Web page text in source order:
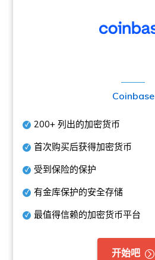
Coinbase
200+ 列出的加密货币
首次购买后获得加密货币
受到保险的保护
有金库保护的安全存储
最值得信赖的加密货币平台
开始吧